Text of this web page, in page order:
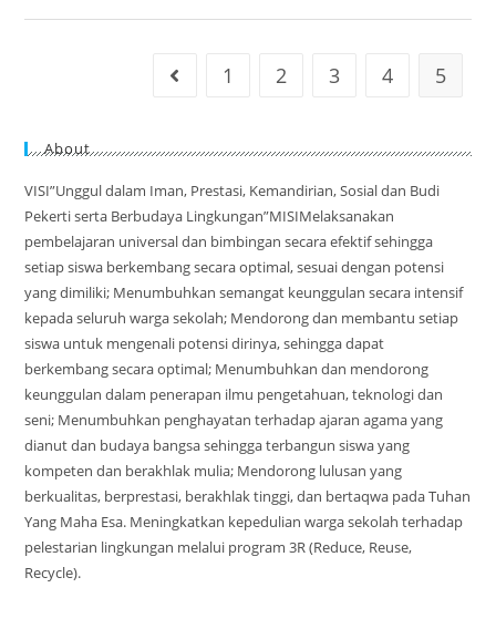
1 2 3 4 5
About
VISI”Unggul dalam Iman, Prestasi, Kemandirian, Sosial dan Budi
Pekerti serta Berbudaya Lingkungan”MISIMelaksanakan
pembelajaran universal dan bimbingan secara efektif sehingga
setiap siswa berkembang secara optimal, sesuai dengan potensi
yang dimiliki; Menumbuhkan semangat keunggulan secara intensif
kepada seluruh warga sekolah; Mendorong dan membantu setiap
siswa untuk mengenali potensi dirinya, sehingga dapat
berkembang secara optimal; Menumbuhkan dan mendorong
keunggulan dalam penerapan ilmu pengetahuan, teknologi dan
seni; Menumbuhkan penghayatan terhadap ajaran agama yang
dianut dan budaya bangsa sehingga terbangun siswa yang
kompeten dan berakhlak mulia; Mendorong lulusan yang
berkualitas, berprestasi, berakhlak tinggi, dan bertaqwa pada Tuhan
Yang Maha Esa. Meningkatkan kepedulian warga sekolah terhadap
pelestarian lingkungan melalui program 3R (Reduce, Reuse,
Recycle).